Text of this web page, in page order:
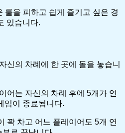
룰을 피하고 쉽게 즐기고 싶은 경
있습니다.
신의 차례에 한 곳에 돌을 놓습니
어는 자신의 차례 후에 5개가 연
임이 종료됩니다.
꽉 차고 어느 플레이어도 5개 연